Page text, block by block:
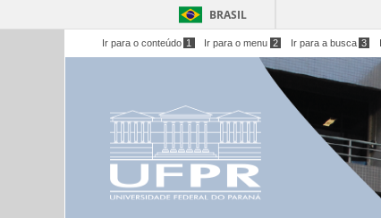
BRASIL
Ir para o conteúdo 1 Ir para o menu 2 Ir para a busca 3